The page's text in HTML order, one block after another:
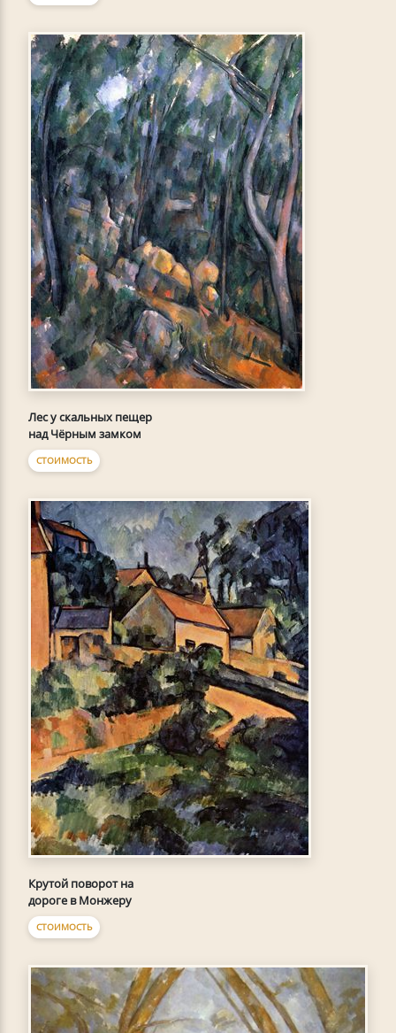
Лес у скальных пещер
над Чёрным замком
СТОИМОСТЬ
Крутой поворот на
дороге в Монжеру
СТОИМОСТЬ